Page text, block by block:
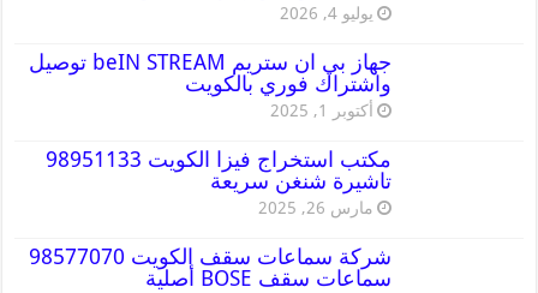
يوليو 4, 2026
جهاز بي ان ستريم beIN STREAM توصيل
واشتراك فوري بالكويت
أكتوبر 1, 2025
مكتب استخراج فيزا الكويت 98951133
تاشيرة شنغن سريعة
مارس 26, 2025
شركة سماعات سقف الكويت 98577070
سماعات سقف BOSE أصلية